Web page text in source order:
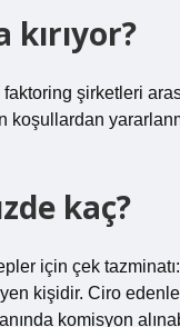
şirketleri
koşullardan
kaç?
için çek
kişidir. Ciro
komisyon